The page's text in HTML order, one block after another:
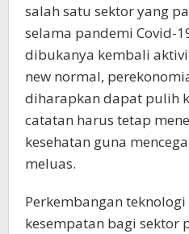
salah satu sektor yang
selama pandemi Covid-
dibukanya kembali
new normal,
diharapkan dapat pulih
catatan harus tetap
kesehatan guna
meluas.
Perkembangan
kesempatan bagi sektor